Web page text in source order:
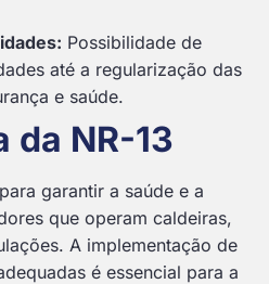
Possibilidade de
até a regularização das
e saúde.
da NR-13
garantir a saúde e a
que operam caldeiras,
A implementação de
é essencial para a